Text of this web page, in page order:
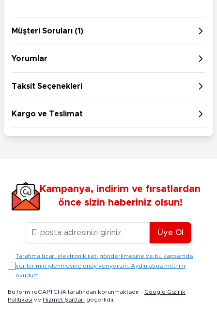
Müşteri Soruları (1)
Yorumlar
Taksit Seçenekleri
Kargo ve Teslimat
Kampanya, indirim ve fırsatlardan
önce sizin haberiniz olsun!
E-posta Adresiniz
Üye Ol
Tarafıma ticari elektronik ileti gönderilmesine ve bu kapsamda
verilerimin işlenmesine onay veriyorum. Aydınlatma metnini
okudum.
Bu form reCAPTCHA tarafından korunmaktadır - Google Gizlilik
Politikası ve Hizmet Şartları geçerlidir.